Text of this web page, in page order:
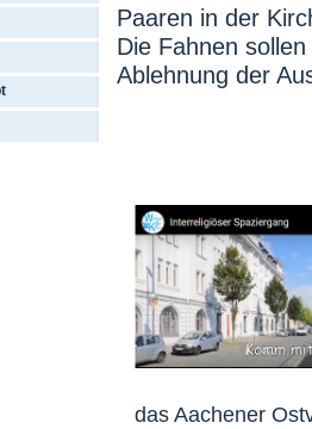
Paaren in der
Die Fahnen
Ablehnung der
das Aachener